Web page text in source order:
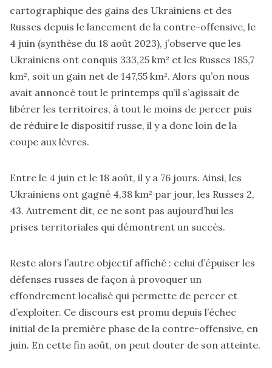
cartographique des gains des Ukrainiens et des
Russes depuis le lancement de la contre-offensive, le
4 juin (synthèse du 18 août 2023), j’observe que les
Ukrainiens ont conquis 333,25 km² et les Russes 185,7
km², soit un gain net de 147,55 km². Alors qu’on nous
avait annoncé tout le printemps qu’il s’agissait de
libérer les territoires, à tout le moins de percer puis
de réduire le dispositif russe, il y a donc loin de la
coupe aux lèvres.
Entre le 4 juin et le 18 août, il y a 76 jours. Ainsi, les
Ukrainiens ont gagné 4,38 km² par jour, les Russes 2,
43. Autrement dit, ce ne sont pas aujourd’hui les
prises territoriales qui démontrent un succès.
Reste alors l’autre objectif affiché : celui d’épuiser les
défenses russes de façon à provoquer un
effondrement localisé qui permette de percer et
d’exploiter. Ce discours est promu depuis l’échec
initial de la première phase de la contre-offensive, en
juin. En cette fin août, on peut douter de son atteinte.